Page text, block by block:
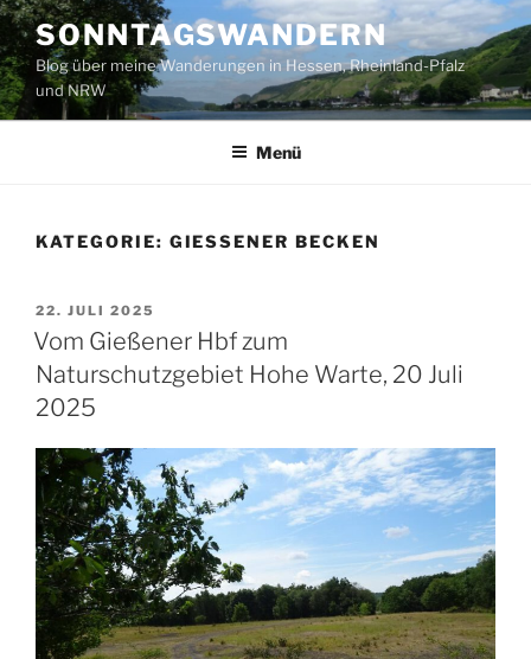
Zum
Inhalt
springen
SONNTAGSWANDERN
Blog über meine Wanderungen in Hessen, Rheinland-Pfalz
und NRW
Menü
KATEGORIE: GIESSENER BECKEN
VERÖFFENTLICHT
AM
22. JULI 2025
Vom Gießener Hbf zum
Naturschutzgebiet Hohe Warte, 20 Juli
2025